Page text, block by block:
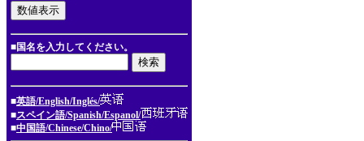
■国名を入力してください。
■英語/English/Inglés/
■スペイン語/Spanish/Espanol/
■中国語/Chinese/Chino/